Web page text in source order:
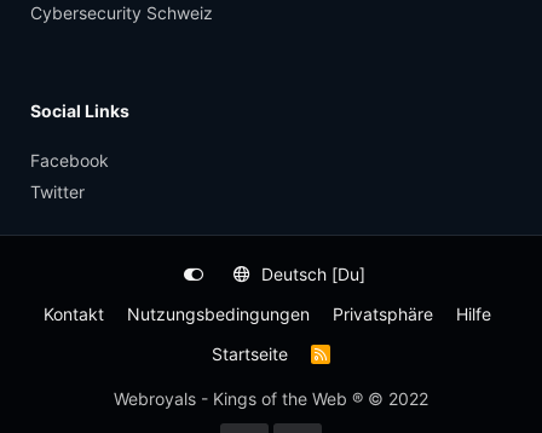
Cybersecurity Schweiz
Social Links
Facebook
Twitter
Deutsch [Du]
Kontakt
Nutzungsbedingungen Privatsphäre
Hilfe
Startseite
R
S
-
Webroyals - Kings of the Web ® © 2022